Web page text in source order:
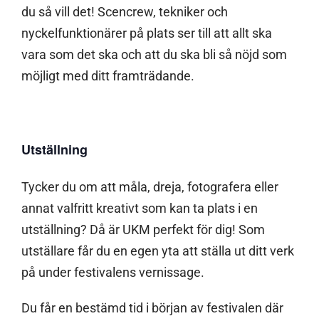
du så vill det! Scencrew, tekniker och
nyckelfunktionärer på plats ser till att allt ska
vara som det ska och att du ska bli så nöjd som
möjligt med ditt framträdande.
Utställning
Tycker du om att måla, dreja, fotografera eller
annat valfritt kreativt som kan ta plats i en
utställning? Då är UKM perfekt för dig! Som
utställare får du en egen yta att ställa ut ditt verk
på under festivalens vernissage.
Du får en bestämd tid i början av festivalen där